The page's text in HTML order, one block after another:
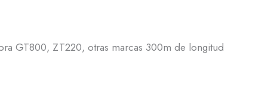
GT800, ZT220, otras marcas 300m de longitud